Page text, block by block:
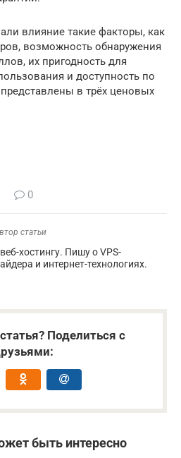
влияние такие факторы, как
возможность обнаружения
их пригодность для
и доступность по
в трёх ценовых
0
статьи
хостингу. Пишу о VPS-
и интернет-технологиях.
Поделиться с
быть интересно